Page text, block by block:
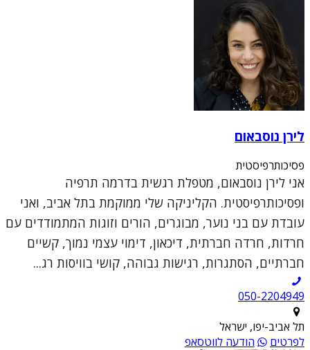
לירן נוסבאום
פסיכותרפיסטית
אני לירן נוסבאום, מטפלת רגשית בדרמה תרפיה
ופסיכותרפיסטית. הקליניקה שלי ממוקמת בתל אביב, ואני
עובדת עם בני נוער, מבוגרים, הורים וזוגות המתמודדים עם
חרדות, חרדה חברתית, דיכאון, דימוי עצמי נמוך, קשיים
חברתיים, הסתגרות, רגישות גבוהה, קושי בוויסות רג...
050-2204949
תל אביב-יפו, ישראל
לפרטים
הודעה לווטסאפ